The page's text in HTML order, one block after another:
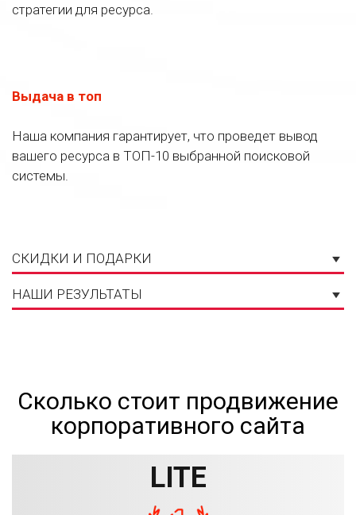
стратегии для ресурса.
Выдача в топ
Наша компания гарантирует, что проведет вывод
вашего ресурса в ТОП-10 выбранной поисковой
системы.
СКИДКИ И ПОДАРКИ
НАШИ РЕЗУЛЬТАТЫ
Сколько стоит продвижение
корпоративного сайта
LITE